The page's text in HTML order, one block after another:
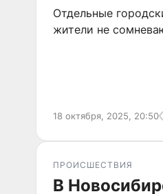
Отдельные
жители не
18 октября, 2025, 20:50
ПРОИСШЕСТВИЯ
В